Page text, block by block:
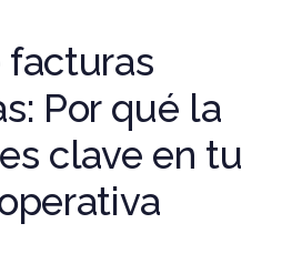
facturas
Por qué la
clave en tu